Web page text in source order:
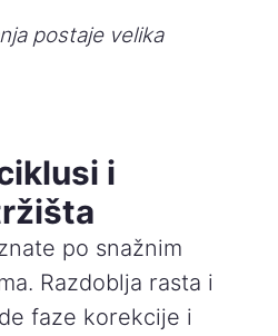
postaje velika
i
po snažnim
Razdoblja rasta i
faze korekcije i